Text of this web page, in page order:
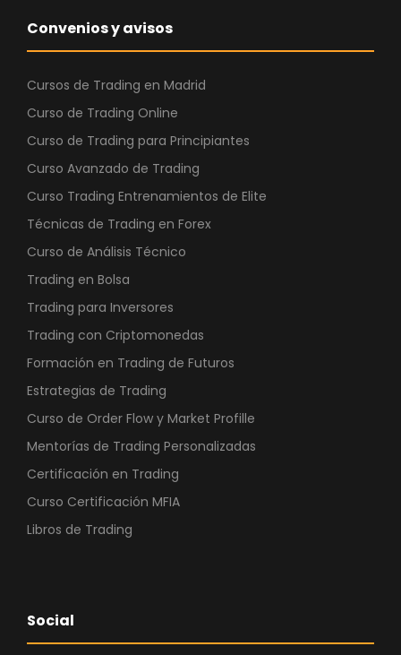
Convenios y avisos
Cursos de Trading en Madrid
Curso de Trading Online
Curso de Trading para Principiantes
Curso Avanzado de Trading
Curso Trading Entrenamientos de Elite
Técnicas de Trading en Forex
Curso de Análisis Técnico
Trading en Bolsa
Trading para Inversores
Trading con Criptomonedas
Formación en Trading de Futuros
Estrategias de Trading
Curso de Order Flow y Market Profille
Mentorías de Trading Personalizadas
Certificación en Trading
Curso Certificación MFIA
Libros de Trading
Social